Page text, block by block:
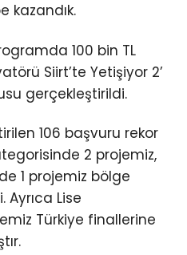
kazandık.
100 bin TL
Siirt’te Yetişiyor 2’
gerçekleştirildi.
106 başvuru rekor
2 projemiz,
1 projemiz bölge
Lise
Türkiye finallerine